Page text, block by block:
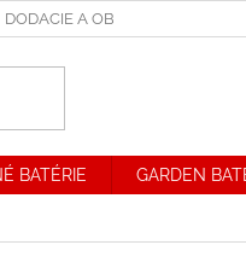
DODACIE A OBCHODNÉ
BATÉRIE GARDEN